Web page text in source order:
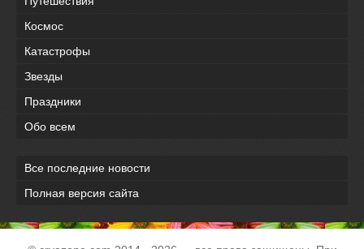
Космос
Катастрофы
Звезды
Праздники
Обо всем
Все последние новости
Полная версия сайта